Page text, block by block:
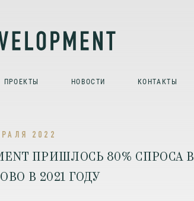
ПРОЕКТЫ НОВОСТИ КОНТАКТЫ
2022
ПРИШЛОСЬ 80% СПРОСА В
В 2021 ГОДУ